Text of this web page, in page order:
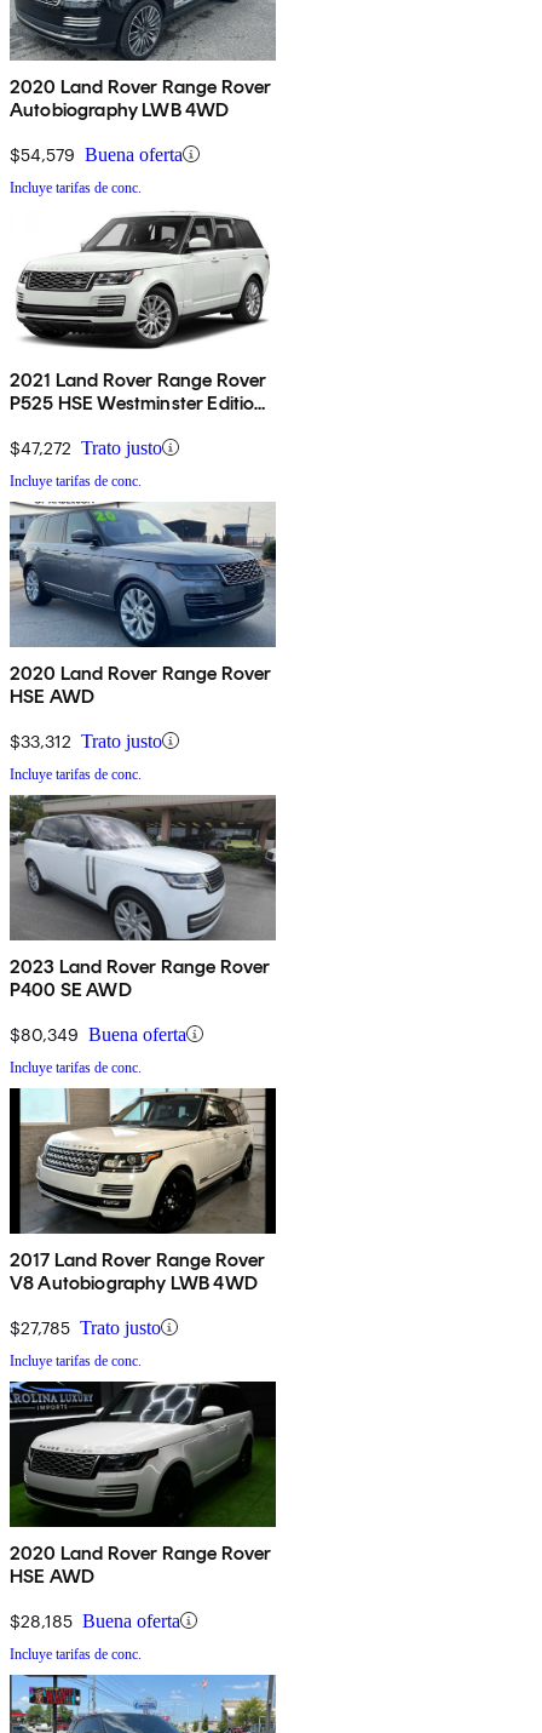
2020 Land Rover Range Rover
Autobiography LWB 4WD
$54,579 Buena oferta
Incluye tarifas de conc.
2021 Land Rover Range Rover
P525 HSE Westminster Edition
$47,272 Trato justo
Incluye tarifas de conc.
2020 Land Rover Range Rover
HSE AWD
$33,312 Trato justo
Incluye tarifas de conc.
2023 Land Rover Range Rover
P400 SE AWD
$80,349 Buena oferta
Incluye tarifas de conc.
2017 Land Rover Range Rover
V8 Autobiography LWB 4WD
$27,785 Trato justo
Incluye tarifas de conc.
2020 Land Rover Range Rover
HSE AWD
$28,185 Buena oferta
Incluye tarifas de conc.